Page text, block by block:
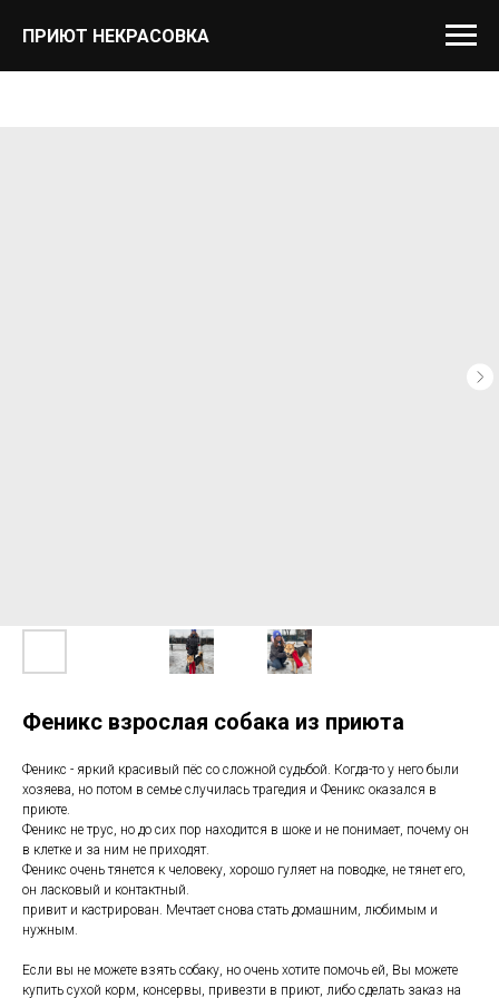
ПРИЮТ НЕКРАСОВКА
Феникс взрослая собака из приюта
Феникс - яркий красивый пёс со сложной судьбой. Когда-то у него были
хозяева, но потом в семье случилась трагедия и Феникс оказался в
приюте.
Феникс не трус, но до сих пор находится в шоке и не понимает, почему он
в клетке и за ним не приходят.
Феникс очень тянется к человеку, хорошо гуляет на поводке, не тянет его,
он ласковый и контактный.
привит и кастрирован. Мечтает снова стать домашним, любимым и
нужным.
Если вы не можете взять собаку, но очень хотите помочь ей, Вы можете
купить сухой корм, консервы, привезти в приют, либо сделать заказ на